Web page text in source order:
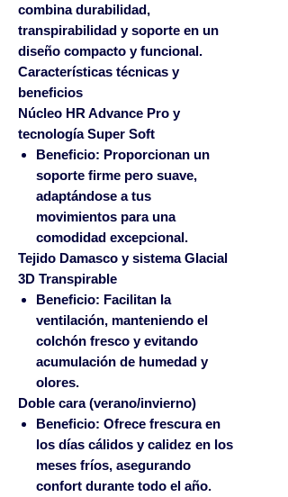
combina durabilidad,
transpirabilidad y soporte en un
diseño compacto y funcional.
Características técnicas y
beneficios
Núcleo HR Advance Pro y
tecnología Super Soft
Beneficio: Proporcionan un
soporte firme pero suave,
adaptándose a tus
movimientos para una
comodidad excepcional.
Tejido Damasco y sistema Glacial
3D Transpirable
Beneficio: Facilitan la
ventilación, manteniendo el
colchón fresco y evitando
acumulación de humedad y
olores.
Doble cara (verano/invierno)
Beneficio: Ofrece frescura en
los días cálidos y calidez en los
meses fríos, asegurando
confort durante todo el año.